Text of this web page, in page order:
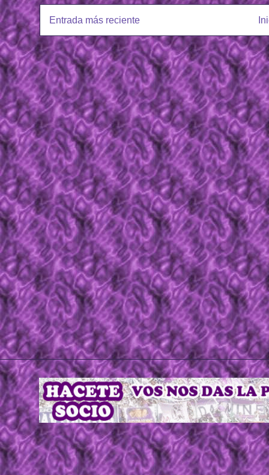
Entrada más reciente